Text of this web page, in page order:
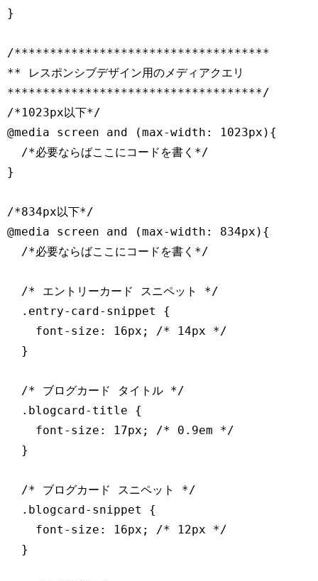
}
/************************************
** レスポンシブデザイン用のメディアクエリ
************************************/
/*1023px以下*/
@media screen and (max-width: 1023px){
  /*必要ならばここにコードを書く*/
}
/*834px以下*/
@media screen and (max-width: 834px){
  /*必要ならばここにコードを書く*/
  /* エントリーカード スニペット */
  .entry-card-snippet {
    font-size: 16px; /* 14px */
  }
  /* ブログカード タイトル */
  .blogcard-title {
    font-size: 17px; /* 0.9em */
  }
  /* ブログカード スニペット */
  .blogcard-snippet {
    font-size: 16px; /* 12px */
  }